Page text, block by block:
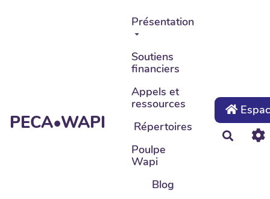
Aller au contenu principal
PECA•WAPI
Présentation
Soutiens
financiers
Appels et
ressources
Répertoires
Poulpe
Wapi
Blog